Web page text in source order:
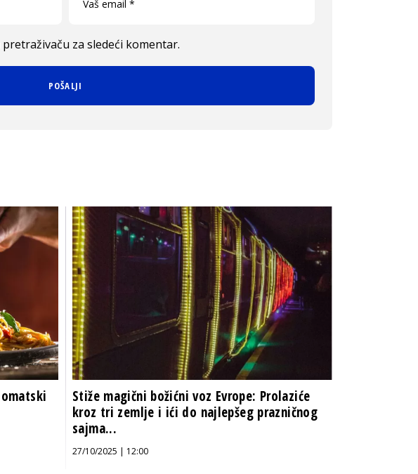
za sledeći komentar.
Stiže magični božićni voz Evrope: Prolaziće
kroz tri zemlje i ići do najlepšeg prazničnog
sajma...
27/10/2025 | 12:00